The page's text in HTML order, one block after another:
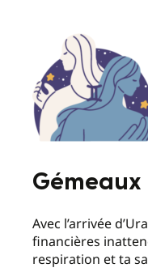
Gémeaux
Avec l’arrivée
financières
respiration et ta